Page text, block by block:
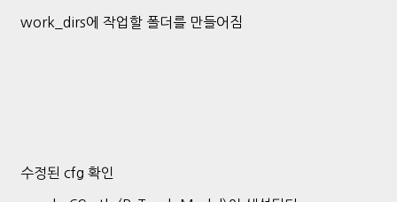
work_dirs에 작업할 폴더를 만들어짐
수정된 cfg 확인